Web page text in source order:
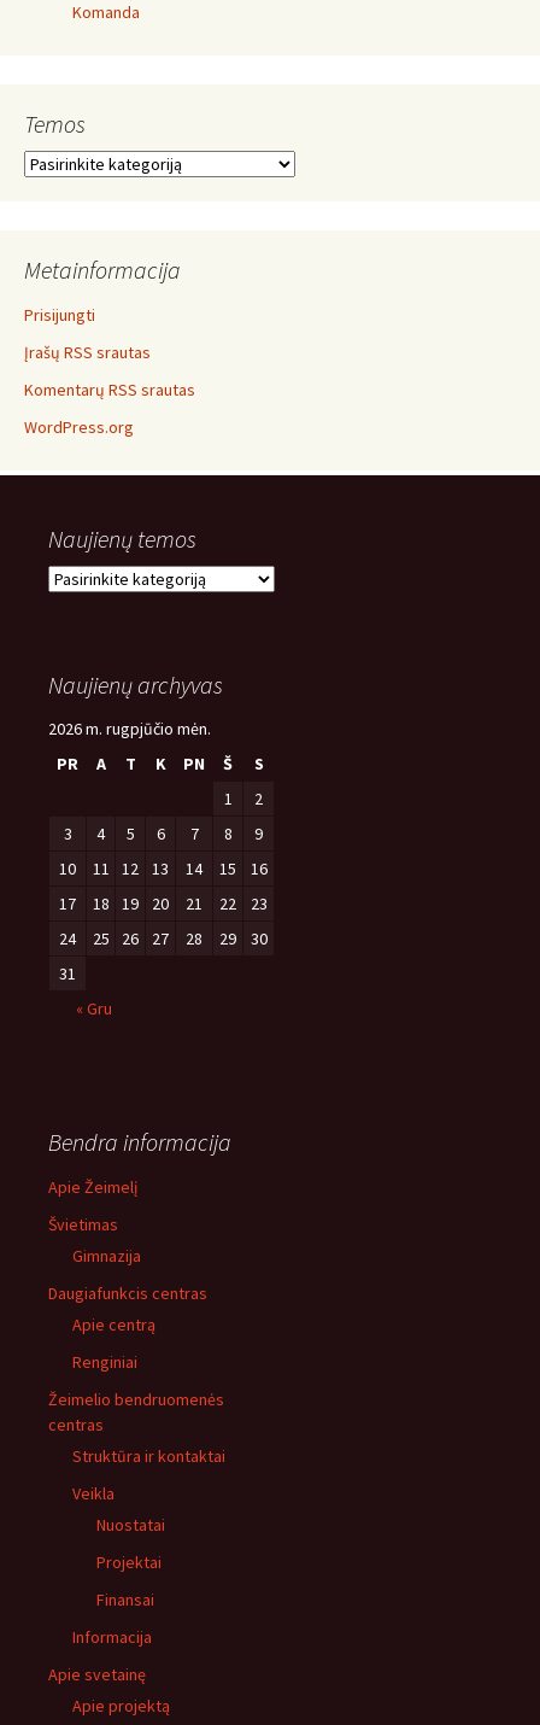
Komanda
Temos
Temos
Metainformacija
Prisijungti
Įrašų RSS srautas
Komentarų RSS srautas
WordPress.org
Naujienų temos
Naujienų
Naujienų archyvas
2026 m. rugpjūčio mėn.
PR
A T K PN Š
S
1
2
3
4 5 6 7 8
9
10
11 12 13 14 15
16
17
18 19 20 21 22
23
24
25 26 27 28 29
30
31
« Gru
Bendra informacija
Apie Žeimelį
Švietimas
Gimnazija
Daugiafunkcis centras
Apie centrą
Renginiai
Žeimelio bendruomenės
centras
Struktūra ir kontaktai
Veikla
Nuostatai
Projektai
Finansai
Informacija
Apie svetainę
Apie projektą